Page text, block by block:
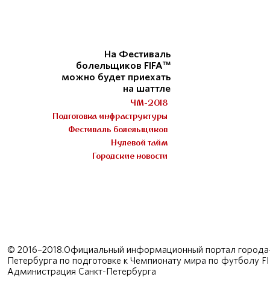
На Фестиваль
болельщиков FIFA™
можно будет приехать
на шаттле
ЧМ-2018
Подготовка инфраструктуры
Фестиваль болельщиков
Нулевой тайм
Городские новости
© 2016–2018.Официальный информационный портал
Петербурга по подготовке к Чемпионату мира по футболу
Администрация Санкт-Петербурга